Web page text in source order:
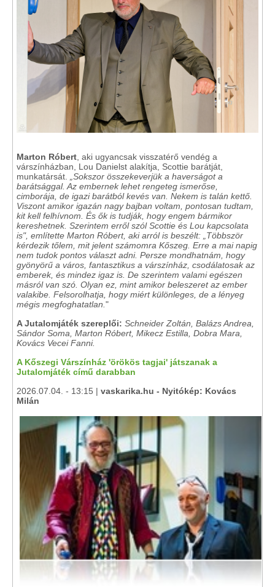
Marton Róbert , aki ugyancsak visszatérő vendég a
várszínházban, Lou Danielst alakítja, Scottie barátját,
munkatársát.
„Sokszor összekeverjük a haverságot a
barátsággal. Az embernek lehet rengeteg ismerőse,
cimborája, de igazi barátból kevés van. Nekem is talán kettő.
Viszont amikor igazán nagy bajban voltam, pontosan tudtam,
kit kell felhívnom. És ők is tudják, hogy engem bármikor
kereshetnek. Szerintem erről szól Scottie és Lou kapcsolata
is", említette Marton Róbert, aki arról is beszélt: „Többször
kérdezik tőlem, mit jelent számomra Kőszeg. Erre a mai napig
nem tudok pontos választ adni. Persze mondhatnám, hogy
gyönyörű a város, fantasztikus a várszínház, csodálatosak az
emberek, és mindez igaz is. De szerintem valami egészen
másról van szó. Olyan ez, mint amikor beleszeret az ember
valakibe. Felsorolhatja, hogy miért különleges, de a lényeg
mégis megfoghatatlan. "
A Jutalomjáték szereplői: Schneider Zoltán, Balázs Andrea,
Sándor Soma, Marton Róbert, Mikecz Estilla, Dobra Mara,
Kovács Vecei Fanni.
A Kőszegi Várszínház 'örökös tagjai' játszanak a
Jutalomjáték című darabban
2026.07.04. - 13:15 | vaskarika.hu - Nyitókép: Kovács
Milán